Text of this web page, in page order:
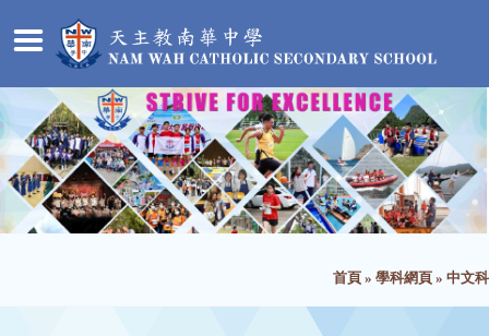
首頁 » 學科網頁 » 中文科